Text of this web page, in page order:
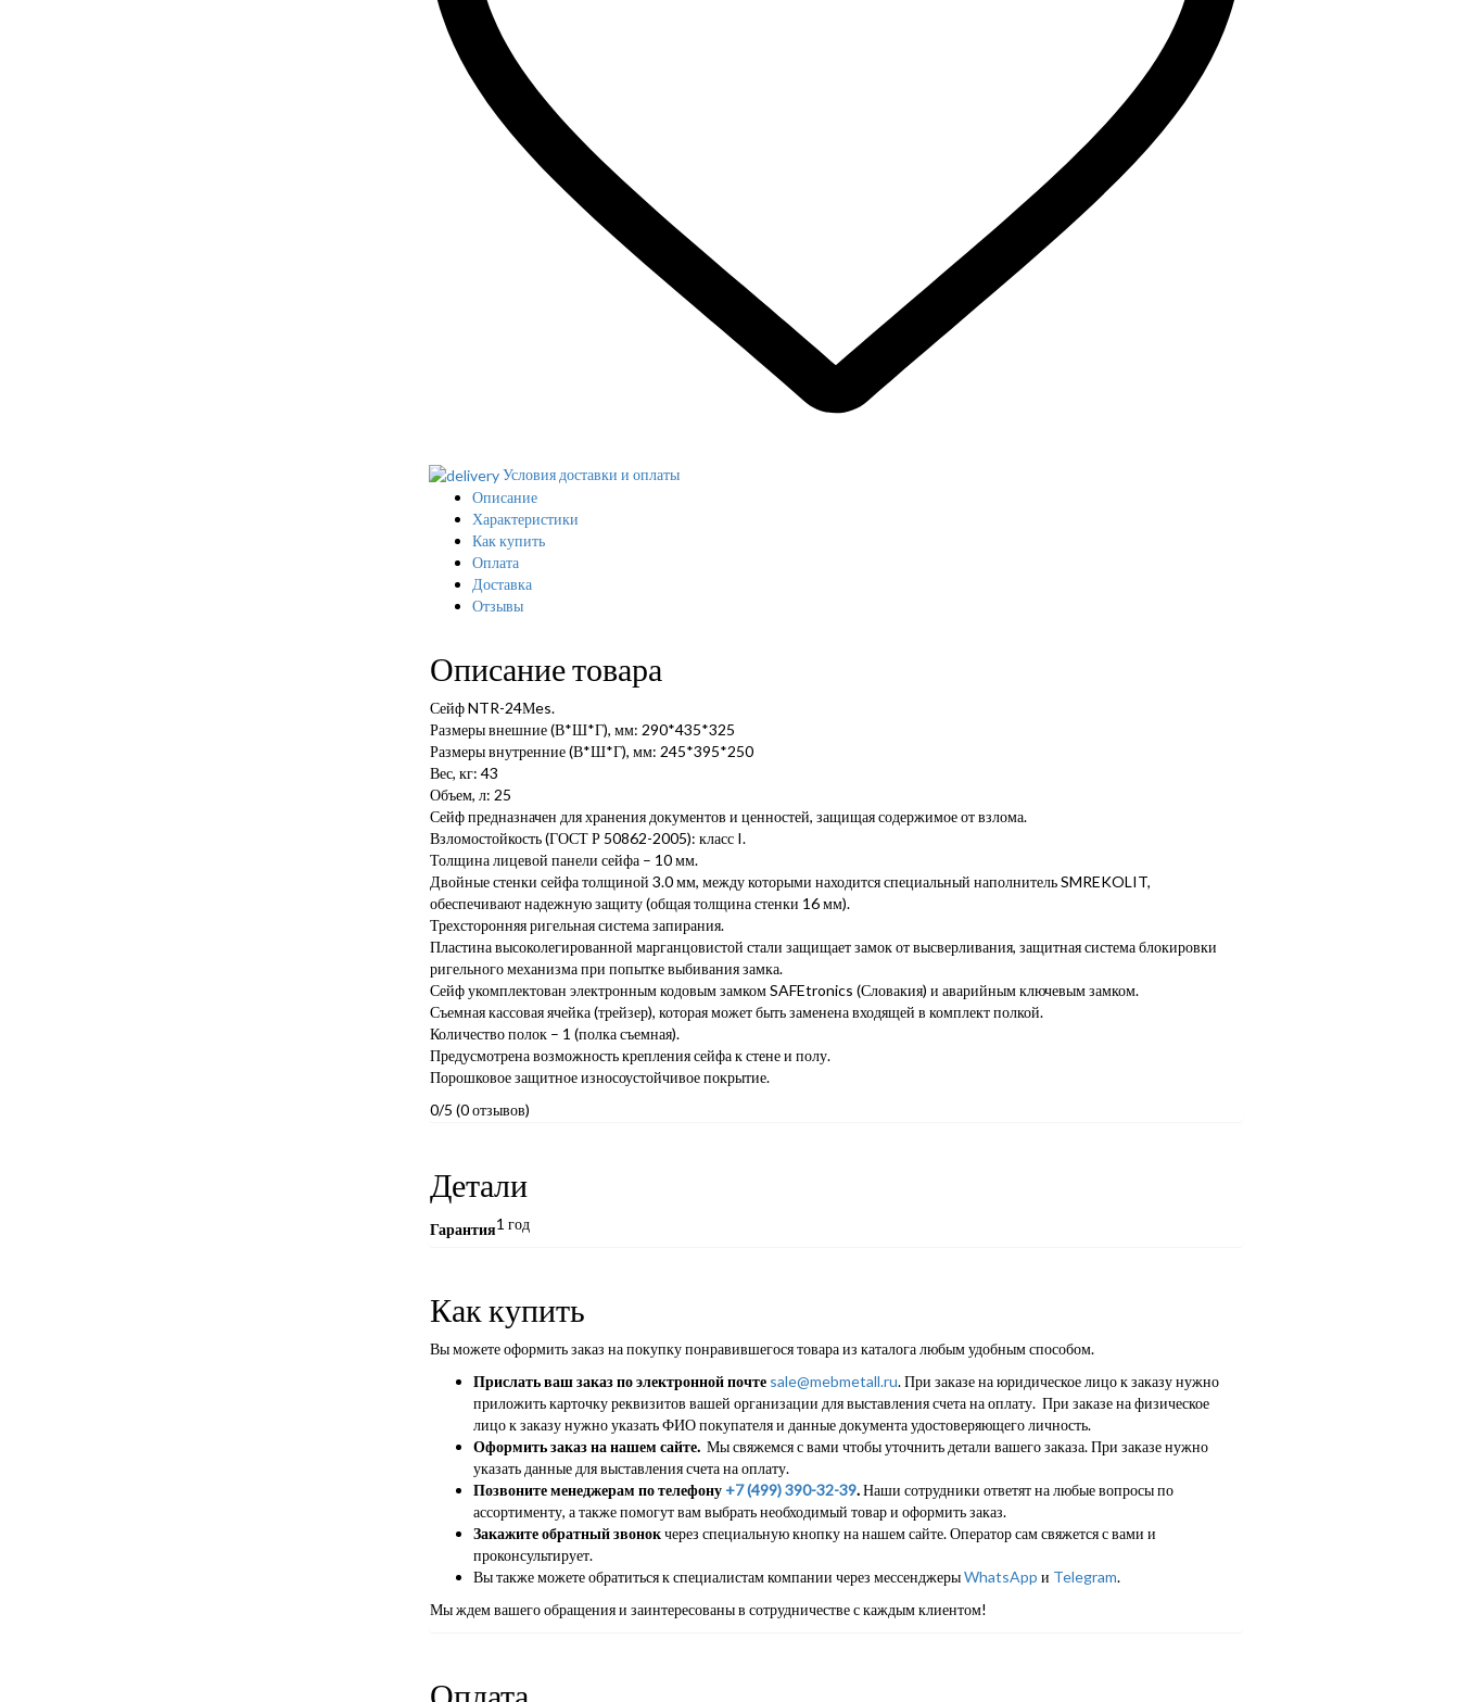
Условия доставки и оплаты
Описание
Характеристики
Как купить
Оплата
Доставка
Отзывы
Описание товара
Сейф NTR-24Мes.
Размеры внешние (В*Ш*Г), мм: 290*435*325
Размеры внутренние (В*Ш*Г), мм: 245*395*250
Вес, кг: 43
Объем, л: 25
Сейф предназначен для хранения документов и ценностей, защищая содержимое от взлома.
Взломостойкость (ГОСТ Р 50862-2005): класс I.
Толщина лицевой панели сейфа – 10 мм.
Двойные стенки сейфа толщиной 3.0 мм, между которыми находится специальный наполнитель SMREKOLIT,
обеспечивают надежную защиту (общая толщина стенки 16 мм).
Трехсторонняя ригельная система запирания.
Пластина высоколегированной марганцовистой стали защищает замок от высверливания, защитная система блокировки
ригельного механизма при попытке выбивания замка.
Сейф укомплектован электронным кодовым замком SAFEtronics (Словакия) и аварийным ключевым замком.
Съемная кассовая ячейка (трейзер), которая может быть заменена входящей в комплект полкой.
Количество полок – 1 (полка съемная).
Предусмотрена возможность крепления сейфа к стене и полу.
Порошковое защитное износоустойчивое покрытие.
0/5 (0 отзывов)
Детали
Гарантия1 год
Как купить
Вы можете оформить заказ на покупку понравившегося товара из каталога любым удобным способом.
Прислать ваш заказ по электронной почте sale@mebmetall.ru. При заказе на юридическое лицо к заказу нужно
приложить карточку реквизитов вашей организации для выставления счета на оплату. При заказе на физическое
лицо к заказу нужно указать ФИО покупателя и данные документа удостоверяющего личность.
Оформить заказ на нашем сайте.Мы свяжемся с вами чтобы уточнить детали вашего заказа. При заказе нужно
указать данные для выставления счета на оплату.
Позвоните менеджерам по телефону +7 (499) 390-32-39.Наши сотрудники ответят на любые вопросы по
ассортименту, а также помогут вам выбрать необходимый товар и оформить заказ.
Закажите обратный звонокчерез специальную кнопку на нашем сайте. Оператор сам свяжется с вами и
проконсультирует.
Вы также можете обратиться к специалистам компании через мессенджерыWhatsApp и Telegram.
Мы ждем вашего обращения и заинтересованы в сотрудничестве с каждым клиентом!